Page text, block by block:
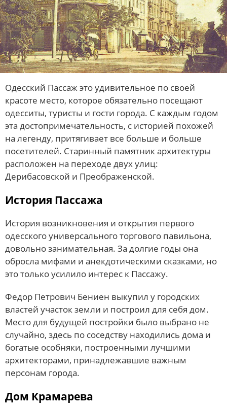
Одесский Пассаж это удивительное по своей
красоте место, которое обязательно посещают
одесситы, туристы и гости города. С каждым годом
эта достопримечательность, с историей похожей
на легенду, притягивает все больше и больше
посетителей. Старинный памятник архитектуры
расположен на переходе двух улиц:
Дерибасовской и Преображенской.
История Пассажа
История возникновения и открытия первого
одесского универсального торгового павильона,
довольно занимательная. За долгие годы она
обросла мифами и анекдотическими сказками, но
это только усилило интерес к Пассажу.
Федор Петрович Бениен выкупил у городских
властей участок земли и построил для себя дом.
Место для будущей постройки было выбрано не
случайно, здесь по соседству находились дома и
богатые особняки, построенными лучшими
архитекторами, принадлежавшие важным
персонам города.
Дом Крамарева